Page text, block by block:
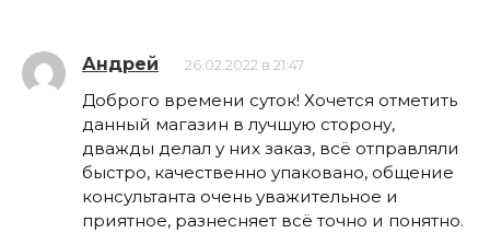
Андрей 26.02.2022 в 21:47
Доброго времени суток! Хочется отметить
данный магазин в лучшую сторону,
дважды делал у них заказ, всё отправляли
быстро, качественно упаковано, общение
консультанта очень уважительное и
приятное, разнесняет всё точно и понятно.